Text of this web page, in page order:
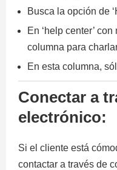
Busca la opción de
En ‘help center’
columna para
En esta columna,
Conectar a
electrónico:
Si el cliente está
contactar a través de